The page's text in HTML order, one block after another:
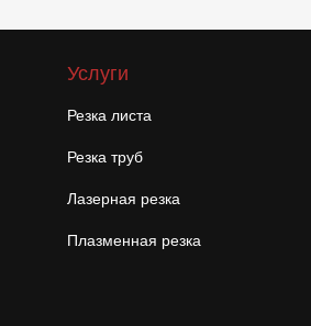
Услуги
Резка листа
Резка труб
Лазерная резка
Плазменная резка